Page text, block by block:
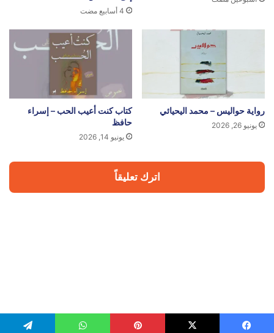
4 أسابيع مضت
رواية حواليس – محمد اليحيائي
يونيو 26, 2026
كتاب كنت أعيب الحب – إسراء
حافظ
يونيو 14, 2026
اترك تعليقاً